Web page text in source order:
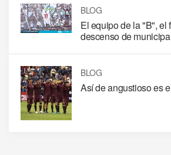
BLOG
El equipo de la "B", el
descenso de
BLOG
Así de angustioso es